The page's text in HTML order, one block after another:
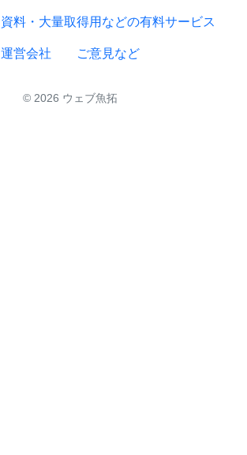
資料・大量取得用などの有料サービス
運営会社 ご意見など
© 2026 ウェブ魚拓